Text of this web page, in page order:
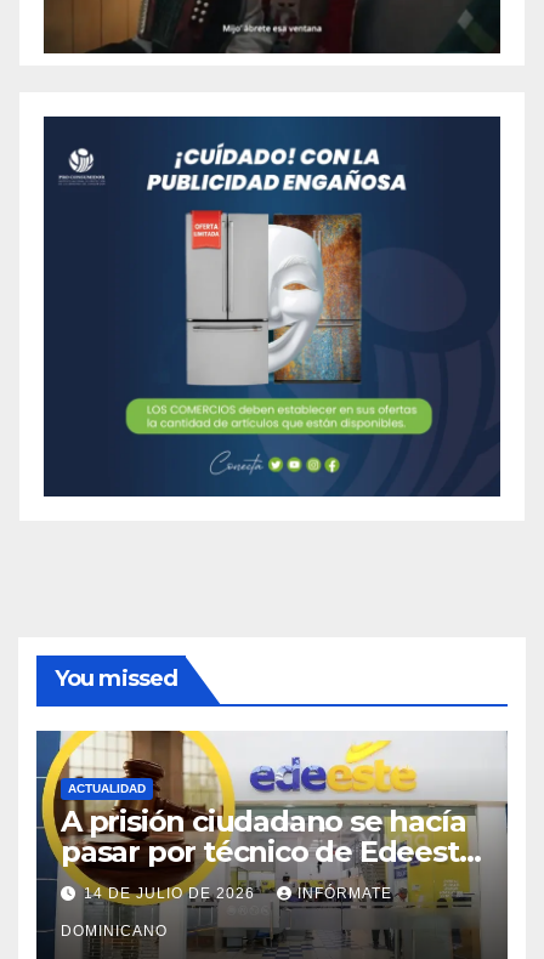
You missed
ACTUALIDAD
A prisión ciudadano se hacía
pasar por técnico de Edeeste
para estafar a dueños de
comercios
14 DE JULIO DE 2026 INFÓRMATE
DOMINICANO